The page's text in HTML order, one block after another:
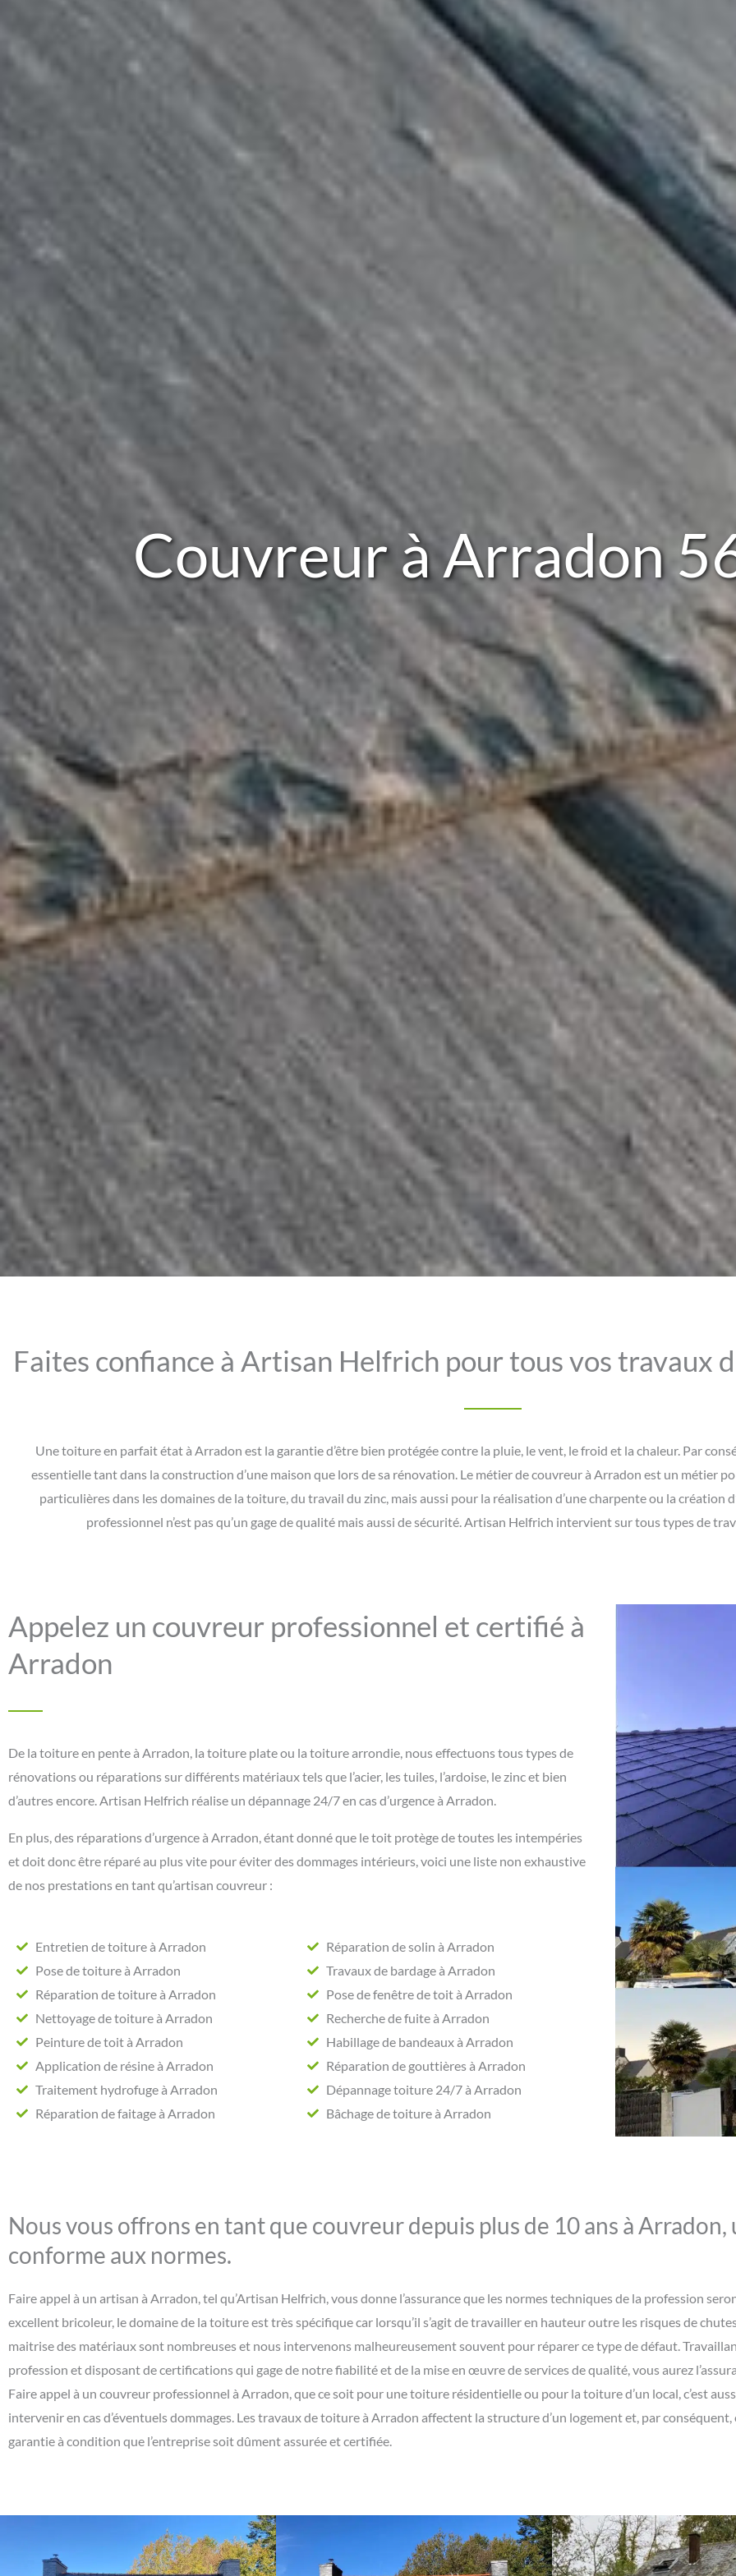
Couvreur à Arradon
Faites confiance à Artisan Helfrich pour tous vos travaux
Une toiture en parfait état à Arradon est la garantie d’être bien protégée contre la pluie, le vent, le froid et la chaleur. Par
essentielle tant dans la construction d’une maison que lors de sa rénovation. Le métier de couvreur à Arradon est un métier
particulières dans les domaines de la toiture, du travail du zinc, mais aussi pour la réalisation d’une charpente ou la création
professionnel n’est pas qu’un gage de qualité mais aussi de sécurité. Artisan Helfrich intervient sur tous types de
Appelez un couvreur professionnel et certifié à
Arradon
De la toiture en pente à Arradon, la toiture plate ou la toiture arrondie, nous effectuons tous types de
rénovations ou réparations sur différents matériaux tels que l’acier, les tuiles, l’ardoise, le zinc et bien
d’autres encore. Artisan Helfrich réalise un dépannage 24/7 en cas d’urgence à Arradon.
En plus, des réparations d’urgence à Arradon, étant donné que le toit protège de toutes les intempéries
et doit donc être réparé au plus vite pour éviter des dommages intérieurs, voici une liste non exhaustive
de nos prestations en tant qu’artisan couvreur :
Entretien de toiture à Arradon
Pose de toiture à Arradon
Réparation de toiture à Arradon
Nettoyage de toiture à Arradon
Peinture de toit à Arradon
Application de résine à Arradon
Traitement hydrofuge à Arradon
Réparation de faitage à Arradon
Réparation de solin à Arradon
Travaux de bardage à Arradon
Pose de fenêtre de toit à Arradon
Recherche de fuite à Arradon
Habillage de bandeaux à Arradon
Réparation de gouttières à Arradon
Dépannage toiture 24/7 à Arradon
Bâchage de toiture à Arradon
Nous vous offrons en tant que couvreur depuis plus de 10 ans à
conforme aux normes.
Faire appel à un artisan à Arradon, tel qu’Artisan Helfrich, vous donne l’assurance que les normes techniques de la profession
excellent bricoleur, le domaine de la toiture est très spécifique car lorsqu’il s’agit de travailler en hauteur outre les risques de
maitrise des matériaux sont nombreuses et nous intervenons malheureusement souvent pour réparer ce type de défaut.
profession et disposant de certifications qui gage de notre fiabilité et de la mise en œuvre de services de qualité, vous aurez
Faire appel à un couvreur professionnel à Arradon, que ce soit pour une toiture résidentielle ou pour la toiture d’un local, c’est
intervenir en cas d’éventuels dommages. Les travaux de toiture à Arradon affectent la structure d’un logement et, par
garantie à condition que l’entreprise soit dûment assurée et certifiée.